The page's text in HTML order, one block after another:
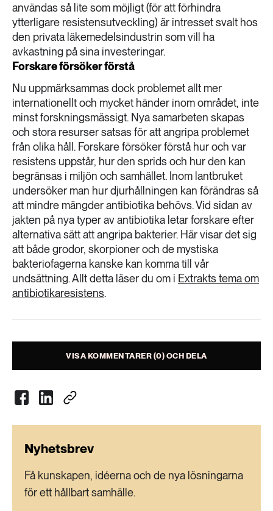
användas så lite som möjligt (för att förhindra
ytterligare resistensutveckling) är intresset svalt hos
den privata läkemedelsindustrin som vill ha
avkastning på sina investeringar.
Forskare försöker förstå
Nu uppmärksammas dock problemet allt mer
internationellt och mycket händer inom området, inte
minst forskningsmässigt. Nya samarbeten skapas
och stora resurser satsas för att angripa problemet
från olika håll. Forskare försöker förstå hur och var
resistens uppstår, hur den sprids och hur den kan
begränsas i miljön och samhället. Inom lantbruket
undersöker man hur djurhållningen kan förändras så
att mindre mängder antibiotika behövs. Vid sidan av
jakten på nya typer av antibiotika letar forskare efter
alternativa sätt att angripa bakterier. Här visar det sig
att både grodor, skorpioner och de mystiska
bakteriofagerna kanske kan komma till vår
undsättning. Allt detta läser du om i Extrakts tema om
antibiotikaresistens.
VISA KOMMENTARER (0) OCH DELA
Nyhetsbrev
Få kunskapen, idéerna och de nya lösningarna
för ett hållbart samhälle.